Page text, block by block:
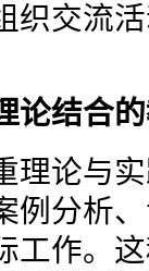
织交流
论结合
理论与
例分析
工作。